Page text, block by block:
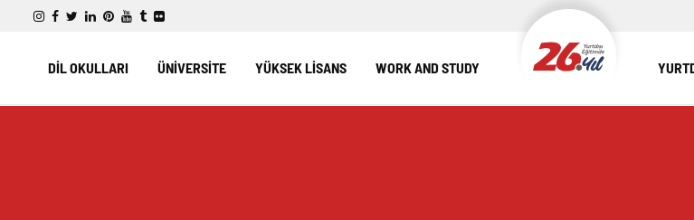
DİL OKULLARI ÜNİVERSİTE YÜKSEK LİSANS WORK AND STUDY